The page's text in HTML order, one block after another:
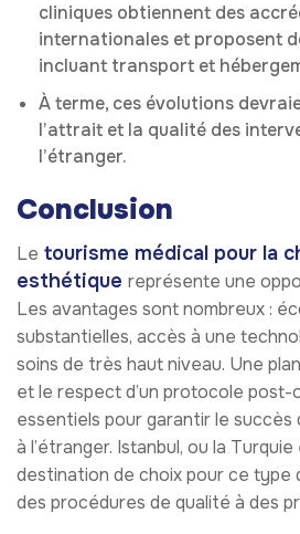
cliniques obtiennent des
internationales et proposent
incluant transport et
À terme, ces évolutions
l’attrait et la qualité des
l’étranger.
Conclusion
Le tourisme médical pour la
esthétique représente une
Les avantages sont nombreux :
substantielles, accès à une
soins de très haut niveau. Une
et le respect d’un protocole
essentiels pour garantir le
à l’étranger. Istanbul, ou la
destination de choix pour ce type
des procédures de qualité à des